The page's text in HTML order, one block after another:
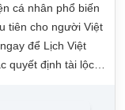
cá nhân phổ biến
tiên cho người Việt
để Lịch Việt
quyết định tài lộc,